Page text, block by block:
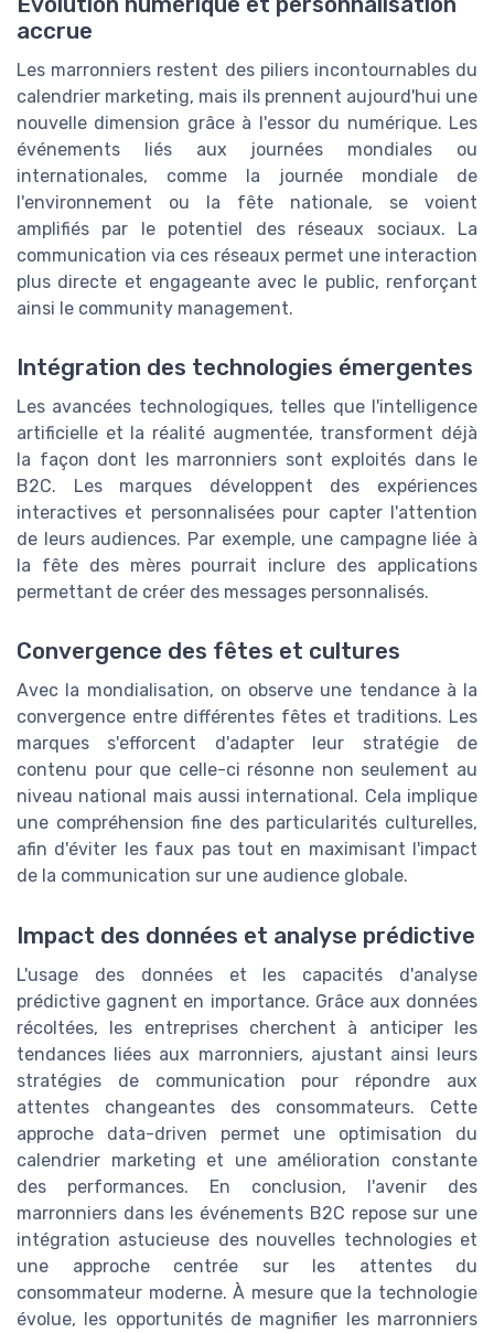
accrue
Les marronniers restent des piliers incontournables du
calendrier marketing, mais ils prennent aujourd'hui une
nouvelle dimension grâce à l'essor du numérique. Les
événements liés aux journées mondiales ou
internationales, comme la journée mondiale de
l'environnement ou la fête nationale, se voient
amplifiés par le potentiel des réseaux sociaux. La
communication via ces réseaux permet une interaction
plus directe et engageante avec le public, renforçant
ainsi le community management.
Intégration des technologies émergentes
Les avancées technologiques, telles que l'intelligence
artificielle et la réalité augmentée, transforment déjà
la façon dont les marronniers sont exploités dans le
B2C. Les marques développent des expériences
interactives et personnalisées pour capter l'attention
de leurs audiences. Par exemple, une campagne liée à
la fête des mères pourrait inclure des applications
permettant de créer des messages personnalisés.
Convergence des fêtes et cultures
Avec la mondialisation, on observe une tendance à la
convergence entre différentes fêtes et traditions. Les
marques s'efforcent d'adapter leur stratégie de
contenu pour que celle-ci résonne non seulement au
niveau national mais aussi international. Cela implique
une compréhension fine des particularités culturelles,
afin d'éviter les faux pas tout en maximisant l'impact
de la communication sur une audience globale.
Impact des données et analyse prédictive
L'usage des données et les capacités d'analyse
prédictive gagnent en importance. Grâce aux données
récoltées, les entreprises cherchent à anticiper les
tendances liées aux marronniers, ajustant ainsi leurs
stratégies de communication pour répondre aux
attentes changeantes des consommateurs. Cette
approche data-driven permet une optimisation du
calendrier marketing et une amélioration constante
des performances. En conclusion, l'avenir des
marronniers dans les événements B2C repose sur une
intégration astucieuse des nouvelles technologies et
une approche centrée sur les attentes du
consommateur moderne. À mesure que la technologie
évolue, les opportunités de magnifier les marronniers